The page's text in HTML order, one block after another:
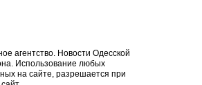
агентство. Новости Одесской
Использование любых
на сайте, разрешается при